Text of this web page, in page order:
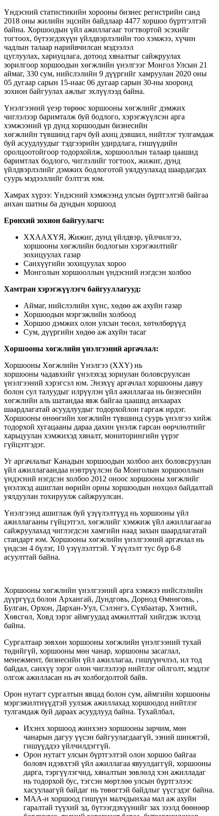
Үндэсний статистикийн хорооны бизнес регистрийн санд
2018 оны жилийн эцсийн байдлаар 4477 хоршоо бүртгэлтэй
байна. Хоршоодын үйл ажиллагааг тогтвортой эсэхийг
тогтоох, бүтээгдэхүүн үйлдвэрлэлийн тоо хэмжээ, хүчин
чадлын талаар нарийвчилсан мэдээлэл
цуглуулах, хариуцлага, дотоод хяналтыг сайжруулах
зорилгоор хоршоодын хөгжлийн үнэлгээг Монгол Улсын 21
аймаг, 330 сум, нийслэлийн 9 дүүргийг хамруулан 2020 оны
05 дугаар сарын 15-наас 06 дугаар сарын 30-ны хооронд
зохион байгуулах ажлыг эхлүүлээд байна.
Үнэлгээний үеэр төрөөс хоршооны хөгжлийг дэмжих
чиглэлээр баримталж буй бодлого, хэрэгжүүлсэн арга
хэмжээний үр дүнд хоршоодын бизнесийн
хөгжлийн түвшинд гарч буй ахиц дэвшил, нийтлэг тулгамдаж
буй асуудлуудыг тэдгээрийн удирдлага, гишүүдийн
оролцоотойгоор тодорхойлж, хоршооллын талаар цаашид
баримтлах бодлого, чиглэлийг тогтоох, жижиг, дунд
үйлдвэрлэлийг дэмжих бодлоготой уялдуулахад шаардагдах
суурь мэдээллийг бэлтгэх юм.
Хамрах хүрээ: Үндэсний хэмжээнд улсын бүртгэлтэй байгаа
анхан шатны ба дундын хоршоод
Ерөнхий зохион байгуулагч:
ХХААХҮЯ, Жижиг, дунд үйлдвэр, үйлчилгээ,
хоршооны хөгжлийн бодлогын хэрэгжилтийг
зохицуулах газар
Санхүүгийн зохицуулах хороо
Монголын хоршооллын үндэсний нэгдсэн холбоо
Хамтран хэрэгжүүлэгч байгууллагууд:
Аймаг, нийслэлийн хүнс, хөдөө аж ахуйн газар
Хоршоодын мэргэжлийн холбоод
Хоршоо дэмжих олон улсын төсөл, хөтөлбөрүүд
Сум, дүүргийн хөдөө аж ахуйн тасаг
Хоршооны хөгжлийн үнэлгээний аргачлал:
Хоршооны Хөгжлийн Үнэлгээ (ХХҮ) нь
хоршооны чадавхийг үнэлэхэд зориулан боловсруулсан
үнэлгээний хэрэгсэл юм. Энэхүү аргачлал хоршооны давуу
болон сул талуудыг илрүүлэн үйл ажиллагаа нь бизнесийн
хөгжлийн аль шатандаа явж байгаа цаашид анхаарах
шаардлагатай асуудлуудыг тодорхойлон гаргаж ирдэг.
Хоршооны өнөөгийн хөгжлийн түвшинд суурь үнэлгээ хийж
тодорхой хугацааны дараа дахин үнэлж гарсан өөрчлөлтийг
харьцуулан хэмжихэд хяналт, мониторингийн үүрэг
гүйцэтгэдэг.
Уг аргачлалыг Канадын хоршоодын холбоо анх боловсруулан
үйл ажиллагаандаа нэвтрүүлсэн ба Монголын хоршооллын
үндэсний нэгдсэн холбоо 2012 оноос хоршооны хөгжлийг
үнэлэхэд ашиглан өөрийн орны хоршоодын нөхцөл байдалтай
уялдуулан тохируулж сайжруулсан.
Үнэлгээнд ашиглаж буй үзүүлэлтүүд нь хоршооны үйл
ажиллагааны гүйцэтгэл, хөгжлийг хэмжиж үйл ажиллагаагаа
сайжруулахад чиглэгдсэн хамгийн наад захын шаардлагатай
стандарт юм. Хоршооны хөгжлийн үнэлгээний аргачлал нь
үндсэн 4 бүлэг, 10 үзүүлэлттэй. Үзүүлэлт тус бүр 6-8
асуулттай байна.
Хоршооны хөгжлийн үнэлгээний арга хэмжээ нийслэлийн
дүүргүүд болон Архангай, Дундговь, Дорнод Өмнөговь, ,
Булган, Орхон, Дархан-Уул, Сэлэнгэ, Сүхбаатар, Хэнтий,
Хөвсгөл, Ховд зэрэг аймгуудад амжилттай хийгдэж эхлээд
байна.
Сургалтаар зөвхөн хоршооны хөгжлийн үнэлгээний тухай
төдийгүй, хоршооны мөн чанар, хоршооны засаглал,
менежмент, бизнесийн үйл ажиллагаа, гишүүнчлэл, ил тод
байдал, санхүү зэрэг олон чиглэлээр нийтлэг ойлголт, мэдлэг
олгож ажилласан нь ач холбогдолтой байв.
Орон нутагт сургалтын явцад болон сум, аймгийн хоршооны
мэргэжилтнүүдтэй уулзаж ажиллахад хоршоодод нийтлэг
тулгамдаж буй дараах асуудлууд байна. Тухайлбал,
Ихэнх хоршоод жинхэнэ хоршооны зарчим, мөн
чанарын дагуу үүсэн байгуулагдаагүй, эзний шинжтэй,
гишүүддээ үйлчилдэггүй.
Орон нутагт улсын бүртгэлтэй олон хоршоо байгаа
боловч идэвхтэй үйл ажиллагаа явуулдаггүй, хоршооны
дарга, тэргүүлэгчид, хяналтын зөвлөлд хэн ажилладаг
нь тодорхой бус, тэгсэн мөртлөө улсын бүртгэлээс
хасуулаагүй байдаг нь төвөгтэй байдлыг үүсгэдэг байна.
МАА-н хоршоод гишүүн малчдынхаа мал аж ахуйн
гаралтай түүхий эд, бүтээгдэхүүнийг зах зээлд бөөнөөр